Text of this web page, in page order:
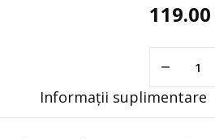
119.00
Informații suplimentare